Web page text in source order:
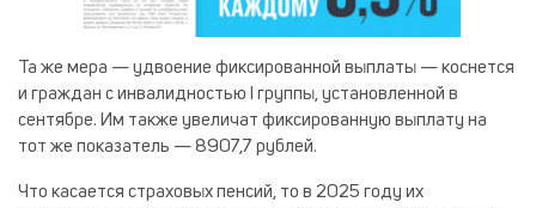
Та же мера — удвоение фиксированной выплаты — коснется
и граждан с инвалидностью I группы, установленной в
сентябре. Им также увеличат фиксированную выплату на
тот же показатель — 8907,7 рублей.
Что касается страховых пенсий, то в 2025 году их